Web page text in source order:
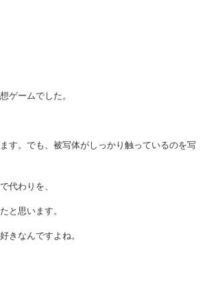
ゲームでした。
す。でも、被写体がしっかり触っているのを写
代わりを、
と思います。
きなんですよね。